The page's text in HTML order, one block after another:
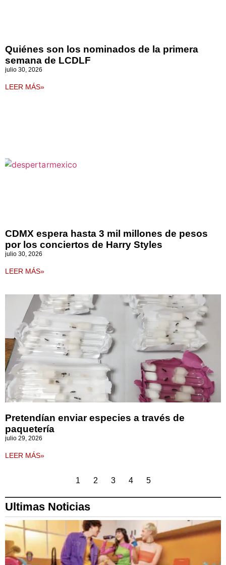
Quiénes son los nominados de la primera
semana de LCDLF
julio 30, 2026
LEER MÁS»
CDMX espera hasta 3 mil millones de pesos
por los conciertos de Harry Styles
julio 30, 2026
LEER MÁS»
Pretendían enviar especies a través de
paquetería
julio 29, 2026
LEER MÁS»
1 2 3 4 5
Ultimas Noticias